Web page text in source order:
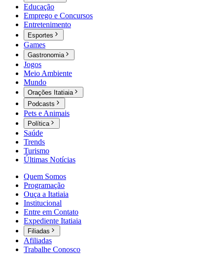
Educação
Emprego e Concursos
Entretenimento
Esportes
Games
Gastronomia
Jogos
Meio Ambiente
Mundo
Orações Itatiaia
Podcasts
Pets e Animais
Política
Saúde
Trends
Turismo
Últimas Notícias
Quem Somos
Programação
Ouça a Itatiaia
Institucional
Entre em Contato
Expediente Itatiaia
Filiadas
Afiliadas
Trabalhe Conosco